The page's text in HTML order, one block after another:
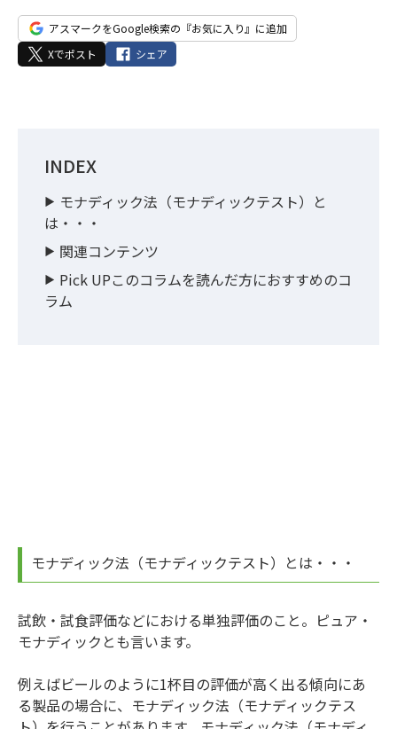
アスマークをGoogle検索の『お気に入り』に追加
Xでポスト
シェア
INDEX
モナディック法（モナディックテスト）と
は・・・
関連コンテンツ
Pick UPこのコラムを読んだ方におすすめのコ
ラム
モナディック法（モナディックテスト）とは・・・
試飲・試食評価などにおける単独評価のこと。ピュア・
モナディックとも言います。
例えばビールのように1杯目の評価が高く出る傾向にあ
る製品の場合に、モナディック法（モナディックテス